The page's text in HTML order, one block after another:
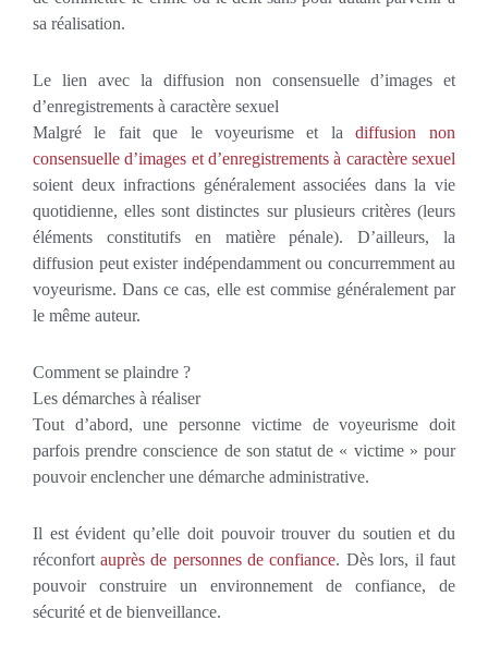
sa réalisation.
Le lien avec la diffusion non consensuelle d’images et
d’enregistrements à caractère sexuel
Malgré le fait que le voyeurisme et la diffusion non
consensuelle d’images et d’enregistrements à caractère sexuel
soient deux infractions généralement associées dans la vie
quotidienne, elles sont distinctes sur plusieurs critères (leurs
éléments constitutifs en matière pénale). D’ailleurs, la
diffusion peut exister indépendamment ou concurremment au
voyeurisme. Dans ce cas, elle est commise généralement par
le même auteur.
Comment se plaindre ?
Les démarches à réaliser
Tout d’abord, une personne victime de voyeurisme doit
parfois prendre conscience de son statut de « victime » pour
pouvoir enclencher une démarche administrative.
Il est évident qu’elle doit pouvoir trouver du soutien et du
réconfort auprès de personnes de confiance. Dès lors, il faut
pouvoir construire un environnement de confiance, de
sécurité et de bienveillance.